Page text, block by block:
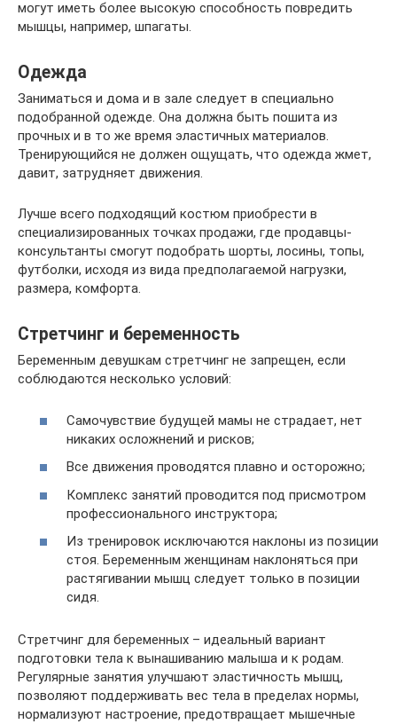
могут иметь более высокую способность повредить
мышцы, например, шпагаты.
Одежда
Заниматься и дома и в зале следует в специально
подобранной одежде. Она должна быть пошита из
прочных и в то же время эластичных материалов.
Тренирующийся не должен ощущать, что одежда жмет,
давит, затрудняет движения.
Лучше всего подходящий костюм приобрести в
специализированных точках продажи, где продавцы-
консультанты смогут подобрать шорты, лосины, топы,
футболки, исходя из вида предполагаемой нагрузки,
размера, комфорта.
Стретчинг и беременность
Беременным девушкам стретчинг не запрещен, если
соблюдаются несколько условий:
Самочувствие будущей мамы не страдает, нет
никаких осложнений и рисков;
Все движения проводятся плавно и осторожно;
Комплекс занятий проводится под присмотром
профессионального инструктора;
Из тренировок исключаются наклоны из позиции
стоя. Беременным женщинам наклоняться при
растягивании мышц следует только в позиции
сидя.
Стретчинг для беременных – идеальный вариант
подготовки тела к вынашиванию малыша и к родам.
Регулярные занятия улучшают эластичность мышц,
позволяют поддерживать вес тела в пределах нормы,
нормализуют настроение, предотвращает мышечные